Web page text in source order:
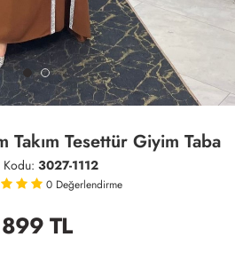
Takım Tesettür Giyim Taba
Kodu: 3027-1112
0 Değerlendirme
899TL